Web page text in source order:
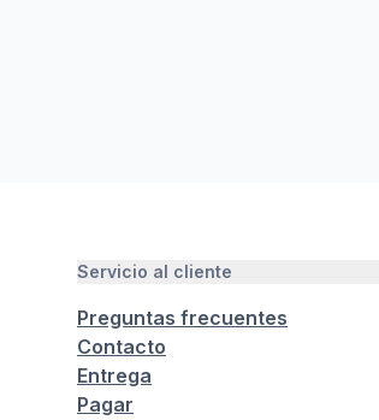
Servicio al cliente
Preguntas frecuentes
Contacto
Entrega
Pagar